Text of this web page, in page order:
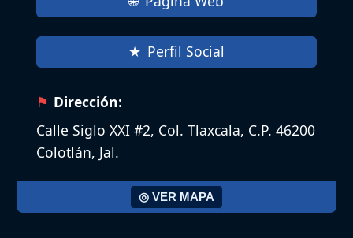
Perfil Social
Dirección:
Calle Siglo XXI #2, Col. Tlaxcala, C.P. 46200
Colotlán, Jal.
◎ VER MAPA